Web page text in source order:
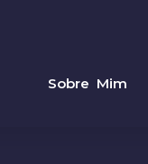
Sobre Mim